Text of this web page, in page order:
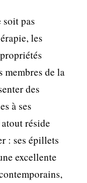
pas
les
membres de la
des
à ses
réside
: ses épillets
excellente